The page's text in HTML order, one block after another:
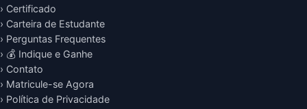
› Certificado
› Carteira de Estudante
› Perguntas Frequentes
› 💰 Indique e Ganhe
› Contato
› Matricule-se Agora
› Política de Privacidade